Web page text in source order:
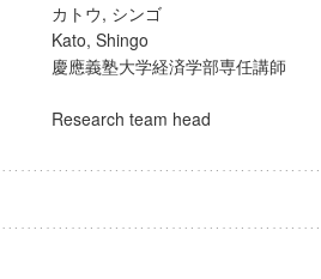
カトウ, シンゴ
Kato, Shingo
慶應義塾大学経済学部専任講師
Research team head